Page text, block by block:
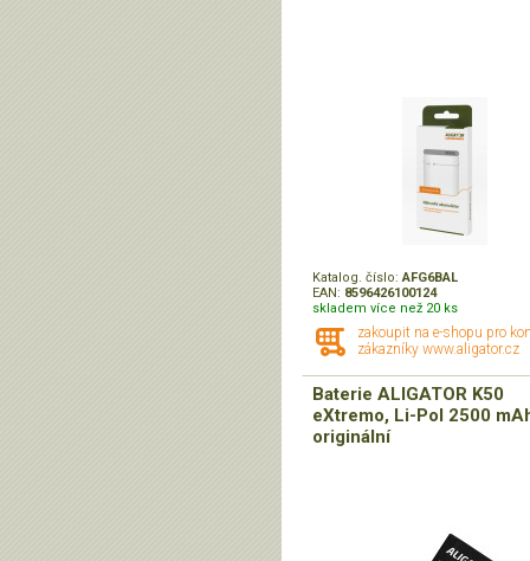
Katalog. číslo:AFG6BAL
EAN: 8596426100124
skladem více než 20 ks
zakoupit na e-shopu pro
zákazníky www.aligator.cz
Baterie ALIGATOR K50
eXtremo, Li-Pol 2500
originální